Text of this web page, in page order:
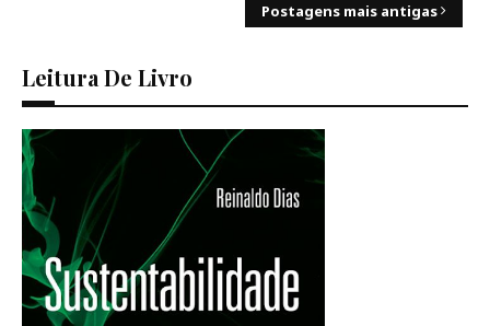
Postagens mais antigas
Leitura De Livro